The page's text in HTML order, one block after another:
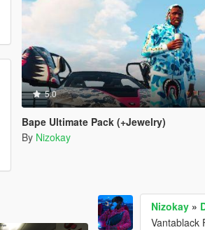
5.0
Bape Ultimate Pack (+Jewelry)
By Nizokay
Nizokay »
Vantablack